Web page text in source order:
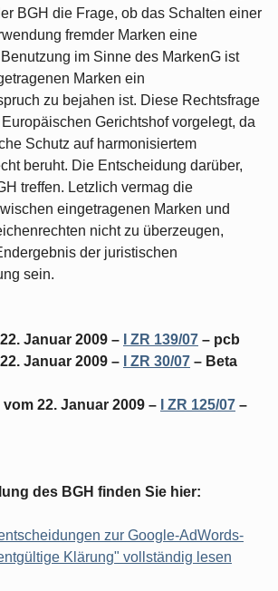
BGH die Frage, ob das Schalten einer
fremder Marken eine
im Sinne des MarkenG ist
Marken ein
zu bejahen ist. Diese Rechtsfrage
Gerichtshof vorgelegt, da
Schutz auf harmonisiertem
beruht. Die Entscheidung darüber,
treffen. Letzlich vermag die
eingetragenen Marken und
nicht zu überzeugen,
der juristischen
sein.
Januar 2009 – I ZR 139/07 – pcb
Januar 2009 –
I ZR 30/07 – Beta
22. Januar 2009 –
I ZR 125/07 –
des BGH finden Sie hier:
zur Google-AdWords-
Klärung" vollständig lesen